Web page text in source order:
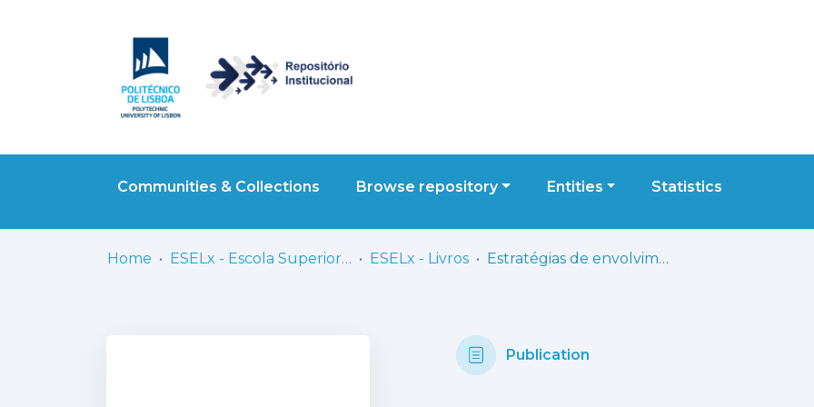
Communities & Collections Browse repository Entities Statistics
Home ESELx - Escola Superior de Educação de Lisboa ESELx - Livros Estratégias de envolvimento parental, projecto parceria entre escola, família e comunidade
Publication